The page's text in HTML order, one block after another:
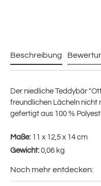
Beschreibung
Der niedliche Teddybär
freundlichen Lächeln nicht
gefertigt aus 100 %
Maße: 11 x 12,5 x 14 cm
Gewicht: 0,06 kg
Noch mehr entdecken: